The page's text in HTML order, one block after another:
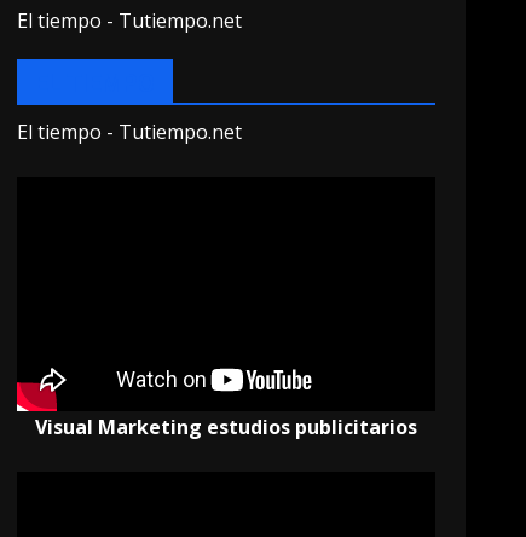
El tiempo - Tutiempo.net
El tiempo - Tutiempo.net
Visual Marketing estudios publicitarios